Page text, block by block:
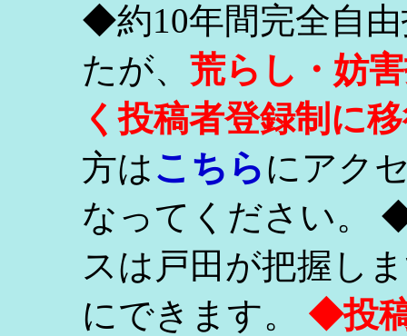
◆約10年間完全自
たが、 荒らし・妨
く投稿者登録制に
方はこちらにアク
なってください。
スは戸田が把握し
にできます。 ◆投